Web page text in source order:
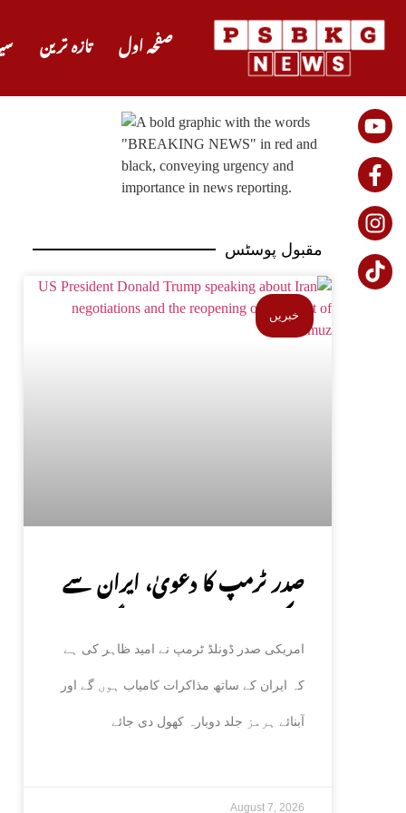
تازہ ترین صفحہ اول
مقبول پوسٹس
خبریں
صدر ٹرمپ کا دعویٰ، ایران سے
آبنائے ہرمز جلد کھل جائے گی
امریکی صدر ڈونلڈ ٹرمپ نے امید ظاہر کی ہے
کہ ایران کے ساتھ مذاکرات کامیاب ہوں گے اور
آبنائے ہرمز جلد دوبارہ کھول دی جائے
August 7, 2026